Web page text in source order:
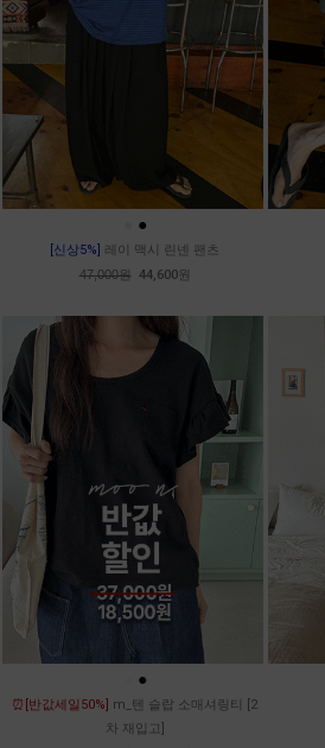
●
[신상5%] 레이 맥시 린넨 팬츠
47,000원 44,600원
●
⏰[반값세일50%] m_텐 슬랍 소매셔링티 [2
차 재입고]